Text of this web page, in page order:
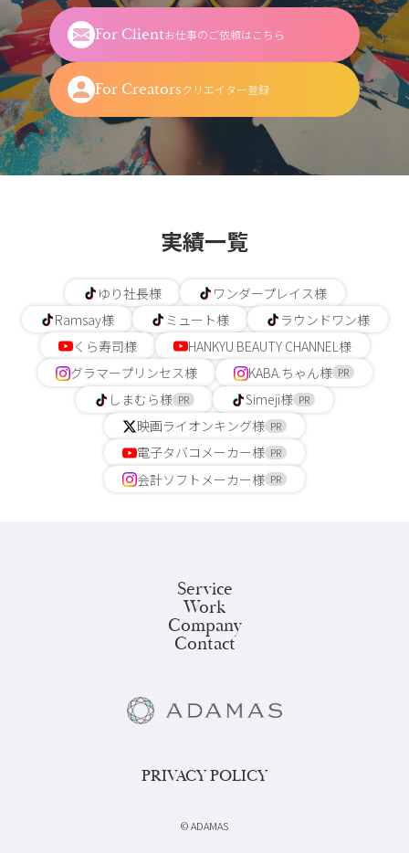
For Clientお仕事のご依頼はこちら
For Creatorsクリエイター登録
実績一覧
ゆり社長様
ワンダープレイス様
Ramsay様
ミュート様
ラウンドワン様
くら寿司様
HANKYU BEAUTY CHANNEL様
グラマープリンセス様
KABA.ちゃん様 PR
しまむら様 PR Simeji様 PR
映画ライオンキング様 PR
電子タバコメーカー様 PR
会計ソフトメーカー様 PR
Service
Work
Company
Contact
PRIVACY POLICY
©︎ ADAMAS